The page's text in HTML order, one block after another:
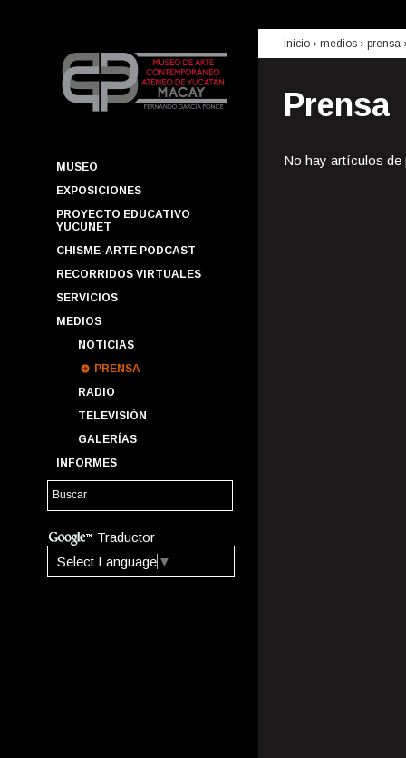
MUSEO
EXPOSICIONES
PROYECTO EDUCATIVO
YUCUNET
CHISME-ARTE PODCAST
RECORRIDOS VIRTUALES
SERVICIOS
MEDIOS
NOTICIAS
PRENSA
RADIO
TELEVISIÓN
GALERÍAS
INFORMES
Traductor
Select Language ▼
inicio › medios › prensa
Prensa
No hay artículos de